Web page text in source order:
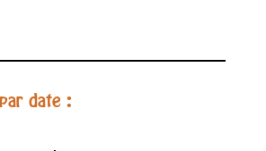
date :